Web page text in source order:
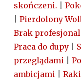
skończeni.
Pierdolony
Brak
Praca do dupy
przeglądami
ambicjami